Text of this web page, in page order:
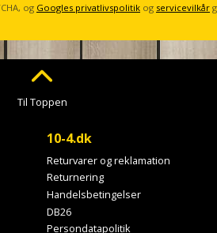
og Googles privatlivspolitik og servicevilkår
Til Toppen
10-4.dk
Returvarer og reklamation
Returnering
Handelsbetingelser
DB26
Persondatapolitik